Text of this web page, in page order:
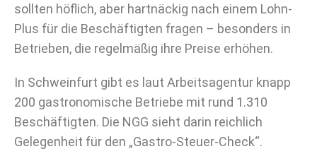
sollten höflich, aber hartnäckig nach einem Lohn-
Plus für die Beschäftigten fragen – besonders in
Betrieben, die regelmäßig ihre Preise erhöhen.
In Schweinfurt gibt es laut Arbeitsagentur knapp
200 gastronomische Betriebe mit rund 1.310
Beschäftigten. Die NGG sieht darin reichlich
Gelegenheit für den „Gastro-Steuer-Check“.